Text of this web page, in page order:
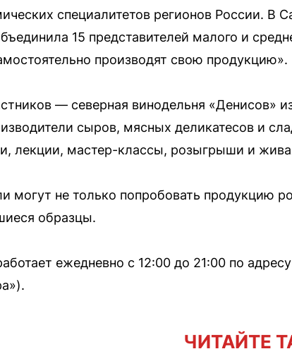
специалитетов регионов России. В
15 представителей малого и
производят свою продукцию».
— северная винодельня «Денисов»
сыров, мясных деликатесов и
лекции, мастер-классы, розыгрыши и
могут не только попробовать продукцию
образцы.
ежедневно с 12:00 до 21:00 по
ЧИТАЙТЕ